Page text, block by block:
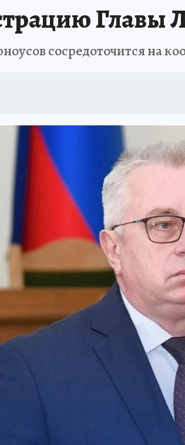
Главы
сосредоточится на